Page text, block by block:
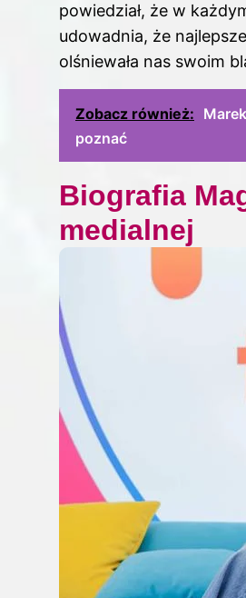
powiedział, że w
udowadnia, że
olśniewała nas swoim
Zobacz również:
poznać
Biografia
medialnej